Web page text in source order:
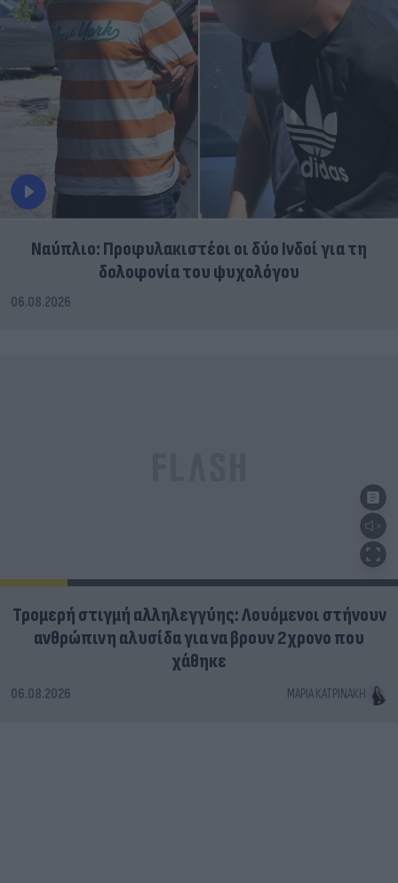
Ναύπλιο: Προφυλακιστέοι οι δύο Ινδοί για τη
δολοφονία του ψυχολόγου
06.08.2026
Τρομερή στιγμή αλληλεγγύης: Λουόμενοι στήνουν
ανθρώπινη αλυσίδα για να βρουν 2χρονο που
χάθηκε
06.08.2026 ΜΑΡΊΑ ΚΑΤΡΙΝΆΚΗ